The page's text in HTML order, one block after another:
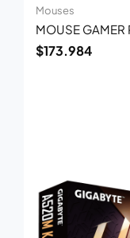
Mouses
MOUSE GAMER
$173.984